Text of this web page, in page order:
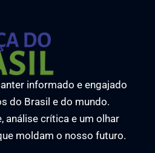
informado e engajado
do Brasil e do mundo.
análise crítica e um olhar
moldam o nosso futuro.